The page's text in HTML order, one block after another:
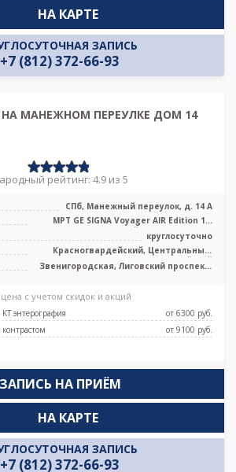
ЗАПИСЬ
+7 (812) 372-66-93
НА КАРТЕ
МАНЕЖНОМ ПЕРЕУЛКЕ ДОМ 14
рейтинг: 4.9 из 5
СПб, Манежный переулок, д. 14 А
МРТ GE SIGNA Voyager AIR Edition 1.5
Тесла полуоткрытый, КТ GE Revolut ...
круглосуточно
Красногвардейский, Центральный,
Адмиралтейский
Звенигородская, Лиговский проспект,
Площадь Ленина, Чернышевская
с учетом скидок и акций
энтерография
от 6300 pуб.
от 9100 pуб.
ЗАПИСЬ НА ПРИЁМ
ЗАПИСЬ
+7 (812) 372-66-93
НА КАРТЕ